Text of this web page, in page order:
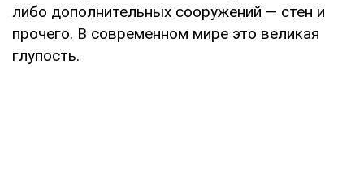
либо дополнительных сооружений — стен и
прочего. В современном мире это великая
глупость.